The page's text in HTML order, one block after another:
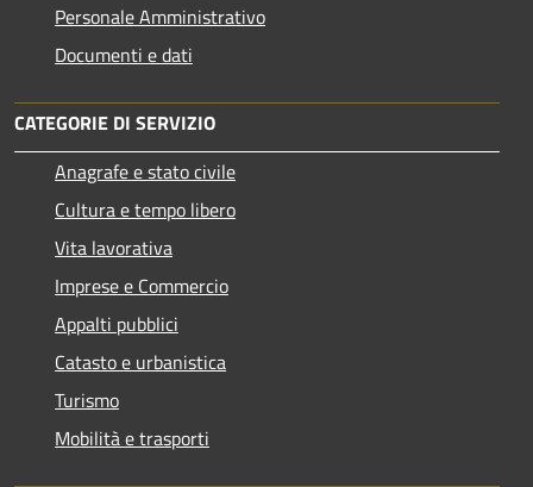
Personale Amministrativo
Documenti e dati
CATEGORIE DI SERVIZIO
Anagrafe e stato civile
Cultura e tempo libero
Vita lavorativa
Imprese e Commercio
Appalti pubblici
Catasto e urbanistica
Turismo
Mobilità e trasporti